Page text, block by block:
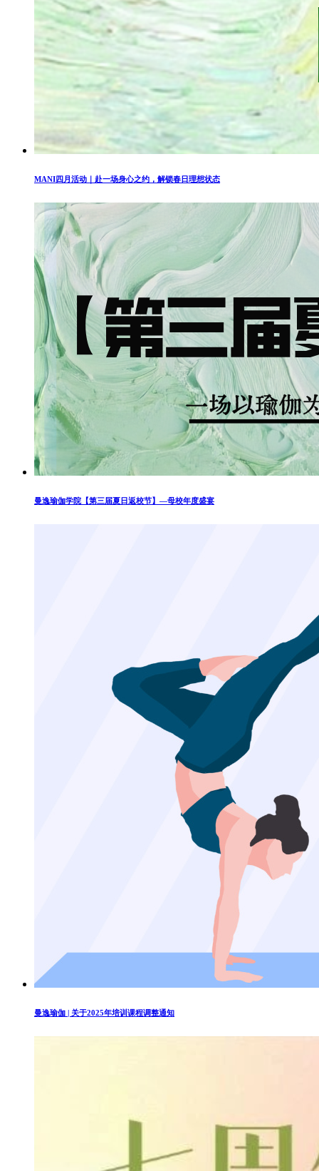
MANI四月活动｜赴一场身心之约，解锁春日理想状态
曼逸瑜伽学院【第三届夏日返校节】—母校年度盛宴
曼逸瑜伽 | 关于2025年培训课程调整通知